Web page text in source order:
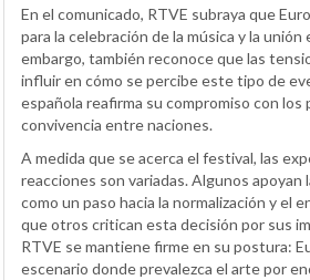
En el comunicado, RTVE subraya que
para la celebración de la música y la
embargo, también reconoce que las
influir en cómo se percibe este tipo de
española reafirma su compromiso con los
convivencia entre naciones.
A medida que se acerca el festival, las
reacciones son variadas. Algunos apoyan
como un paso hacia la normalización y el
que otros critican esta decisión por sus
RTVE se mantiene firme en su postura:
escenario donde prevalezca el arte por